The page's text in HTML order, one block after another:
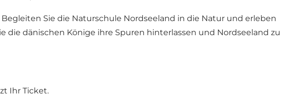
Sie die Naturschule Nordseeland in die Natur und erleben
die dänischen Könige ihre Spuren hinterlassen und Nordseeland zu
Ihr Ticket.